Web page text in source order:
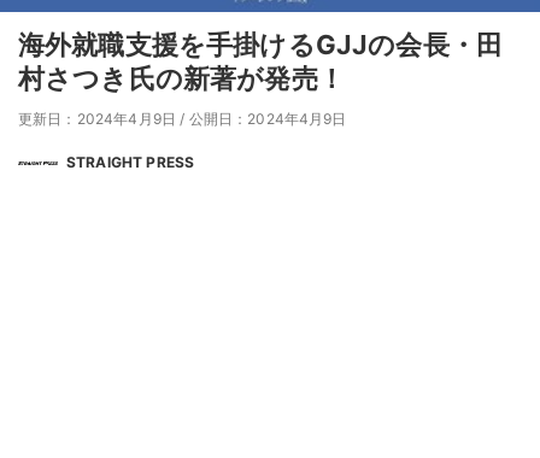
海外就職支援を手掛けるGJJの会長・田
村さつき氏の新著が発売！
更新日：2024年4月9日 / 公開日：2024年4月9日
STRAIGHT PRESS